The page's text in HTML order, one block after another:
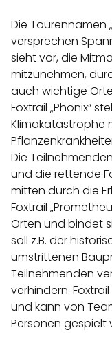
Die Tourennamen
versprechen
sieht vor, die
mitzunehmen,
auch wichtige
Foxtrail „Phönix“
Klimakatastrophe
Die
und die rettende
mitten durch die
Foxtrail
Orten und bindet
soll z.B. der
umstrittenen
Teilnehmenden
verhindern.
und kann von
Personen gespielt